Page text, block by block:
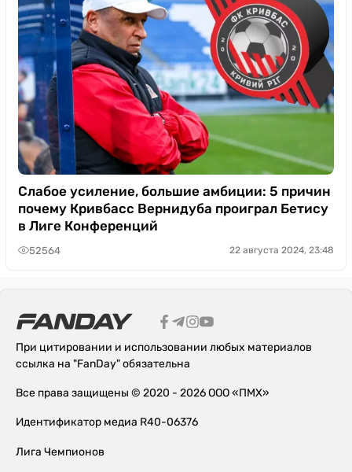
Слабое усиление, большие амбиции: 5 причин
почему Кривбасс Вернидуба проиграл Бетису
в Лиге Конференций
52564 22 августа 2024, 23:48
При цитировании и использовании любых материалов
ссылка на "FanDay" обязательна
Все права защищены © 2020 - 2026 ООО «ПМХ»
Идентификатор медиа R40-06376
Лига Чемпионов